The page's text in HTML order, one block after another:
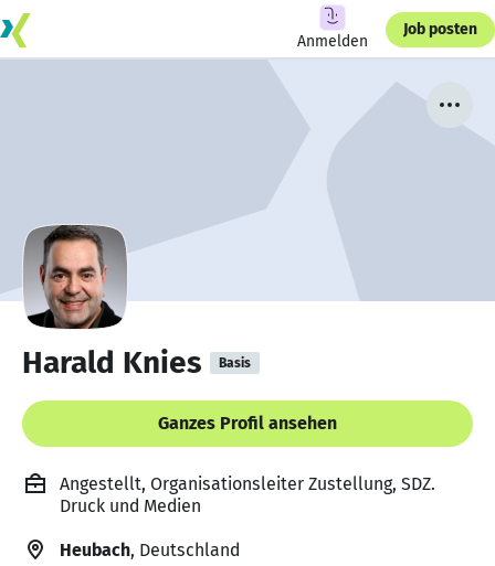
Anmelden
Job posten
Harald Knies Basis
Ganzes Profil ansehen
Angestellt, Organisationsleiter Zustellung, SDZ.
Druck und Medien
Heubach, Deutschland